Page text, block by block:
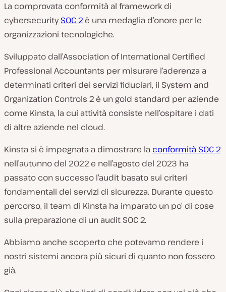
La comprovata conformità al framework di
cybersecuritySOC 2 è una medaglia d’onore per le
organizzazioni tecnologiche.
Sviluppato dall’Association of International Certified
Professional Accountants per misurare l’aderenza a
determinati criteri dei servizi fiduciari, il System and
Organization Controls 2 è un gold standard per aziende
come Kinsta, la cui attività consiste nell’ospitare i dati
di altre aziende nel cloud.
Kinsta si è impegnata a dimostrare la conformità SOC 2
nell’autunno del 2022 e nell’agosto del 2023 ha
passato con successo l’audit basato sui criteri
fondamentali dei servizi di sicurezza. Durante questo
percorso, il team di Kinsta ha imparato un po’ di cose
sulla preparazione di un audit SOC 2.
Abbiamo anche scoperto che potevamo rendere i
nostri sistemi ancora più sicuri di quanto non fossero
già.